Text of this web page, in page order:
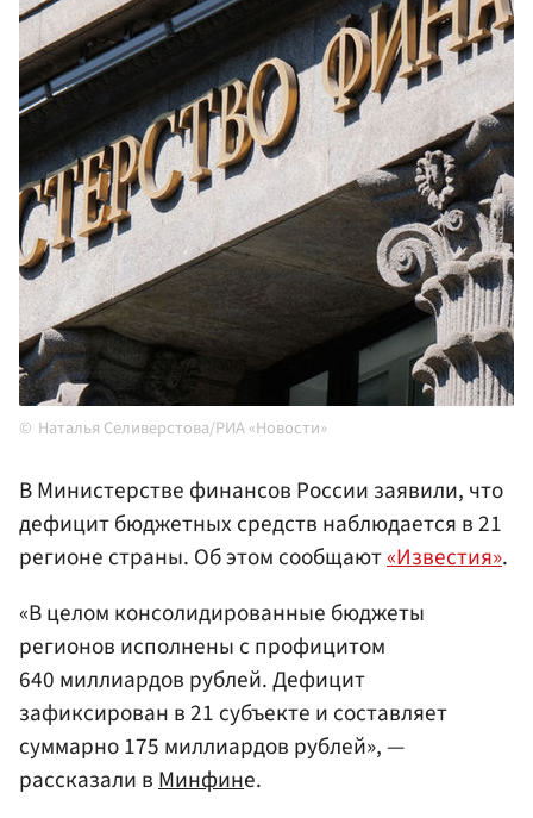
Наталья Селиверстова/РИА «Новости»
В Министерстве финансов России заявили, что
дефицит бюджетных средств наблюдается в 21
регионе страны. Об этом сообщают«Известия».
«В целом консолидированные бюджеты
регионов исполнены с профицитом
640 миллиардов рублей. Дефицит
зафиксирован в 21 субъекте и составляет
суммарно 175 миллиардов рублей», —
рассказали вМинфине.